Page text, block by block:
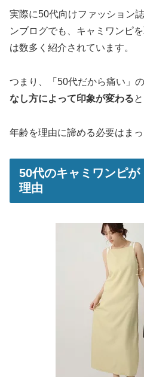
実際に50代向けファッション
ンブログでも、キャミワンピ
は数多く紹介されています。
つまり、「50代だから痛い」の
なし方によって印象が変わる
年齢を理由に諦める必要はま
50代のキャミワンピ
理由